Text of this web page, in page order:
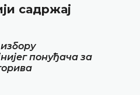
садржај
понуђача за